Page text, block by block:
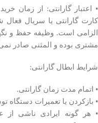
کارت گارانتی یا سریال
الزامی است. وظیفه حفظ و
مشتری بوده و المثنی صادر
شرایط ابطال گارانتی:
• اتمام مدت زمان گارانتی.
• بازکردن یا تعمیرات دستگاه
• هر گونه ایرادی ناشی